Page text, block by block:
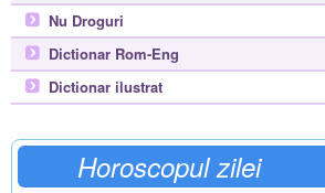
Nu Droguri
Dictionar Rom-Eng
Dictionar ilustrat
Horoscopul zilei